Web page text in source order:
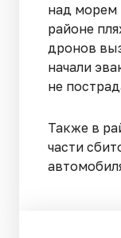
над морем
районе
дронов
начали
не
Также в
части